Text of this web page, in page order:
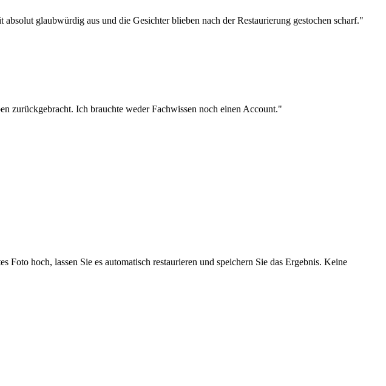
glaubwürdig aus und die Gesichter blieben nach der Restaurierung gestochen scharf."
zurückgebracht. Ich brauchte weder Fachwissen noch einen Account."
hoch, lassen Sie es automatisch restaurieren und speichern Sie das Ergebnis. Keine